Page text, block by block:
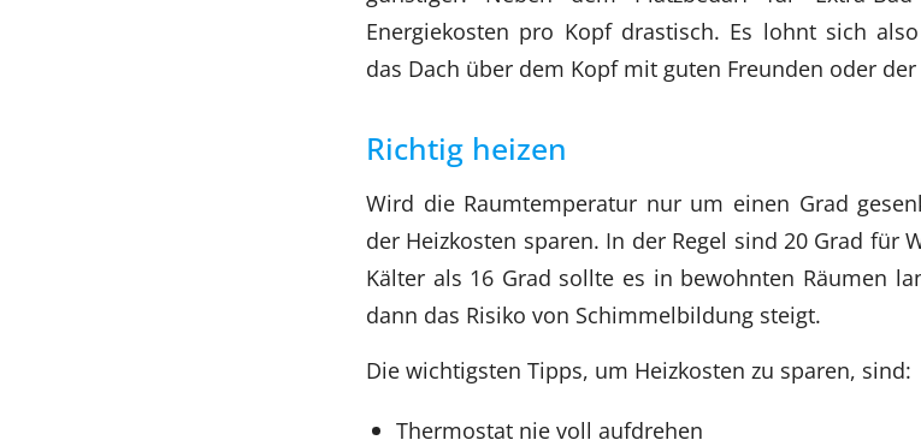
Energiekosten pro Kopf drastisch. Es lohnt sich
das Dach über dem Kopf mit guten Freunden oder
Richtig heizen
Wird die Raumtemperatur nur um einen Grad
der Heizkosten sparen. In der Regel sind 20 Grad für
Kälter als 16 Grad sollte es in bewohnten Räumen
dann das Risiko von Schimmelbildung steigt.
Die wichtigsten Tipps, um Heizkosten zu sparen, sind:
Thermostat nie voll aufdrehen